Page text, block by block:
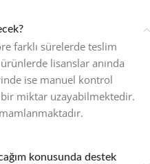
farklı sürelerde teslim
lisanslar anında
ise manuel kontrol
miktar uzayabilmektedir.
konusunda destek